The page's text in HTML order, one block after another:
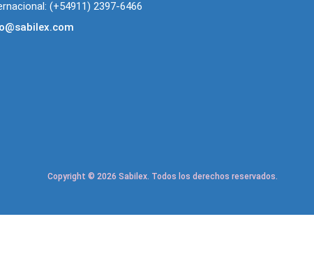
(+54911) 2397-6466
Copyright © 2026 Sabilex. Todos los derechos reservados.